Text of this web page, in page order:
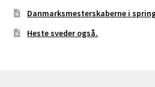
Danmarksmesterskaberne i
Heste sveder også.